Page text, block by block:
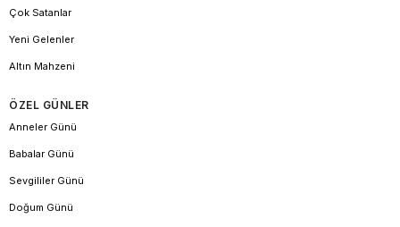
Çok Satanlar
Yeni Gelenler
Altın Mahzeni
ÖZEL GÜNLER
Anneler Günü
Babalar Günü
Sevgililer Günü
Doğum Günü